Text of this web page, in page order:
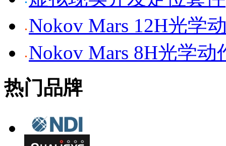
Nokov Mars 12H光学
Nokov Mars 8H光学动
热门品牌